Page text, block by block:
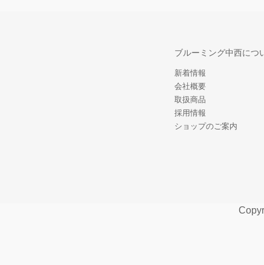
ブルーミング中西につ
新着情報
会社概要
取扱商品
採用情報
ショップのご案内